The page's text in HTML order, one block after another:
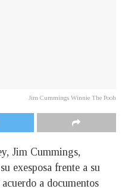
Jim Cummings Winnie The Pooh
Jim Cummings,
exesposa frente a su
a documentos